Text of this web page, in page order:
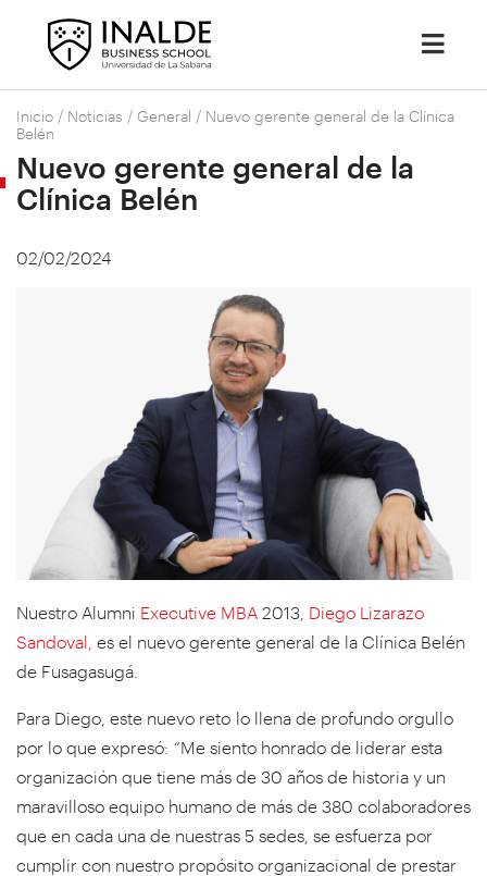
Inicio / Noticias / General / Nuevo gerente general de la Clínica
Belén
Nuevo gerente general de la
Clínica Belén
02/02/2024
Nuestro Alumni Executive MBA 2013, Diego Lizarazo
Sandoval, es el nuevo gerente general de la Clínica Belén
de Fusagasugá.
Para Diego, este nuevo reto lo llena de profundo orgullo
por lo que expresó: “Me siento honrado de liderar esta
organización que tiene más de 30 años de historia y un
maravilloso equipo humano de más de 380 colaboradores
que en cada una de nuestras 5 sedes, se esfuerza por
cumplir con nuestro propósito organizacional de prestar